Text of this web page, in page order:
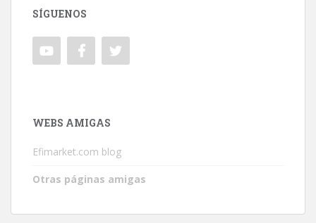
SÍGUENOS
WEBS AMIGAS
Efimarket.com blog
Otras páginas amigas